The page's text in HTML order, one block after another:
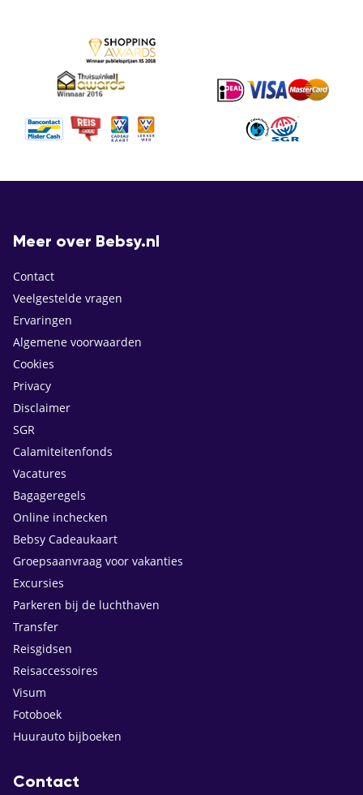
Meer over Bebsy.nl
Contact
Veelgestelde vragen
Ervaringen
Algemene voorwaarden
Cookies
Privacy
Disclaimer
SGR
Calamiteitenfonds
Vacatures
Bagageregels
Online inchecken
Bebsy Cadeaukaart
Groepsaanvraag voor vakanties
Excursies
Parkeren bij de luchthaven
Transfer
Reisgidsen
Reisaccessoires
Visum
Fotoboek
Huurauto bijboeken
Contact